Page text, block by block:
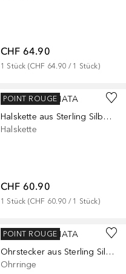
CHF 64.90
1 Stück (CHF 64.90 / 1 Stück)
RAFAELA DONATA
Halskette aus Sterling Silber in silber mit Muschelkernperle
Halskette
CHF 60.90
1 Stück (CHF 60.90 / 1 Stück)
POINT ROUGE
RAFAELA DONATA
Ohrstecker aus Sterling Silber in silber mit Zirkonia Muschelkernperle
Ohrringe
POINT ROUGE